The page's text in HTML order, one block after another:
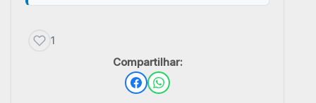
1
Compartilhar: